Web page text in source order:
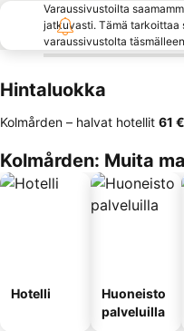
Varaussivustoilta
jatkuvasti. Tämä tarkoittaa
varaussivustolta
Hintaluokka
Kolmården – halvat hotellit ‎61 €
Kolmården: Muita
Hotelli
Huoneisto
palveluilla